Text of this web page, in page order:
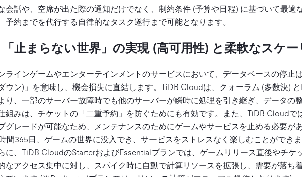
会話や、空席が出た際の通知だけでなく、制約条件 (予算や日程) に基づいて最適
予約までを代行する自律的なタスク遂行まで可能となります。
「止まらない世界」の実現 (高可用性) と柔軟なスケ
ラインゲームやエンターテインメントのサービスにおいて、データベースの停止
ウン)」を意味し、機会損失に直結します。TiDB Cloudは、クォーラム (多数決)
り、一部のサーバー故障時でも他のサーバーが瞬時に処理を引き継ぎ、データの
組みは、チケットの「二重予約」を防ぐためにも有効です。また、TiDB Cloudで
グレードが可能なため、メンテナンスのためにゲームやサービスを止める必要が
間365日、ゲームの世界に没入でき、サービスをストレスなく楽しむことができ
に、TiDB CloudのStarterおよびEssentialプランでは、ゲームリリース直後やチケ
なアクセス集中に対し、スパイク時に自動で計算リソースを拡張し、需要が落ち